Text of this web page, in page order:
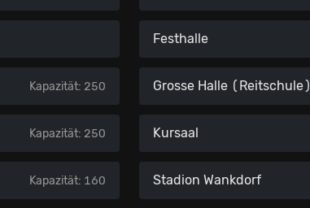
Festhalle
Kapazität: 250 Grosse Halle (Reitschule)
Kapazität: 250 Kursaal
Kapazität: 160 Stadion Wankdorf